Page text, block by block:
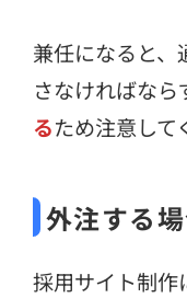
兼任になると、
さなければなら
るため注意して
外注する
採用サイト制作